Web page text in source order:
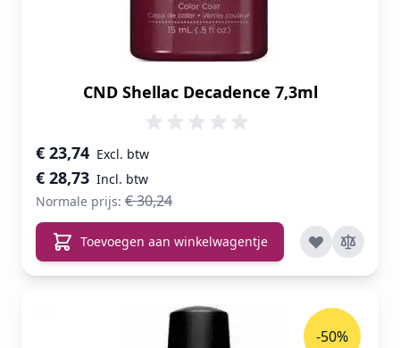
CND Shellac Decadence 7,3ml
Speciale prijs
€ 28,73
€ 23,74
Normale prijs: € 30,24
Toevoegen aan winkelwagentje
-50%